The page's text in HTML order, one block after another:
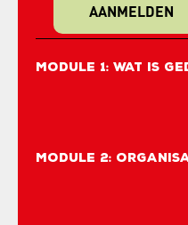
AANMELDEN
Module 1: Wat is
Module 2: